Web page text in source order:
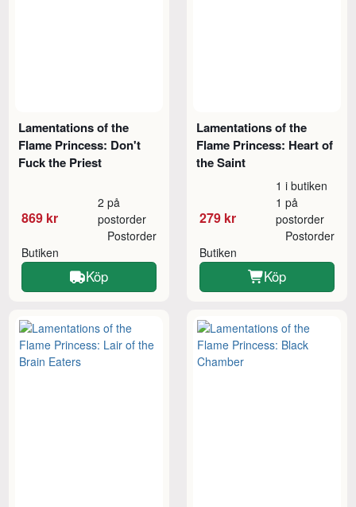
Lamentations of the
Flame Princess: Don't
Fuck the Priest
869 kr
2 på
postorder
Butiken
Postorder
Köp
Lamentations of the
Flame Princess: Heart of
the Saint
279 kr
1 i butiken
1 på
postorder
Butiken
Postorder
Köp